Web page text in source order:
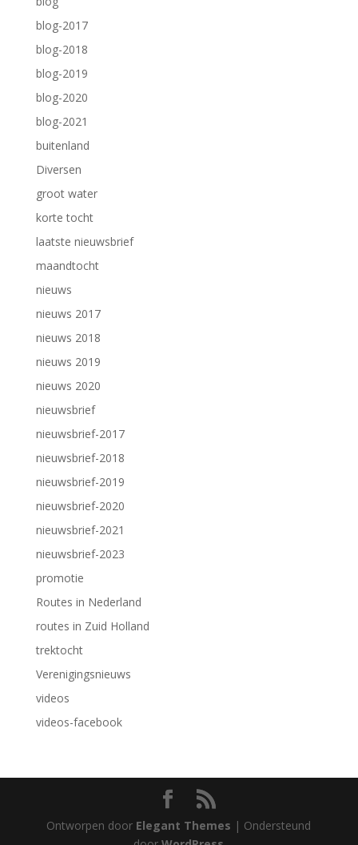
blog-2017
blog-2018
blog-2019
blog-2020
blog-2021
buitenland
Diversen
groot water
korte tocht
laatste nieuwsbrief
maandtocht
nieuws
nieuws 2017
nieuws 2018
nieuws 2019
nieuws 2020
nieuwsbrief
nieuwsbrief-2017
nieuwsbrief-2018
nieuwsbrief-2019
nieuwsbrief-2020
nieuwsbrief-2021
nieuwsbrief-2023
promotie
Routes in Nederland
routes in Zuid Holland
trektocht
Verenigingsnieuws
videos
videos-facebook
Ontworpen door Elegant Themes | Ondersteund